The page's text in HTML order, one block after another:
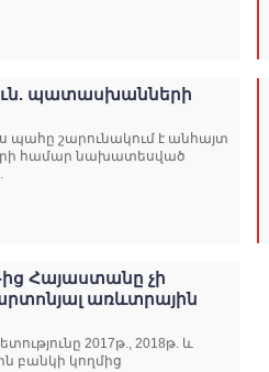
պատասխանների
պահը շարունակում է անհայտ
համար նախատեսված
ից Հայաստանը չի
արտոնյալ առևտրային
2017թ., 2018թ. և
բանկի կողմից